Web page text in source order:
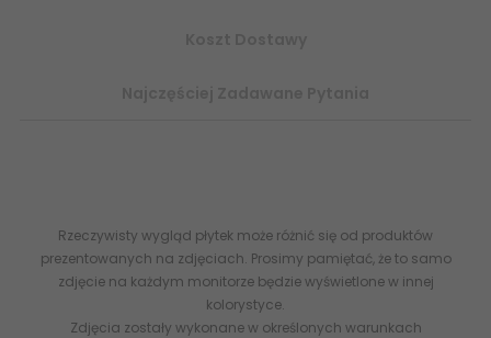
Rzeczywisty wygląd płytek może różnić się od produktów
prezentowanych na zdjęciach. Prosimy pamiętać, że to samo
zdjęcie na każdym monitorze będzie wyświetlone w innej
kolorystyce.
Zdjęcia zostały wykonane w określonych warunkach